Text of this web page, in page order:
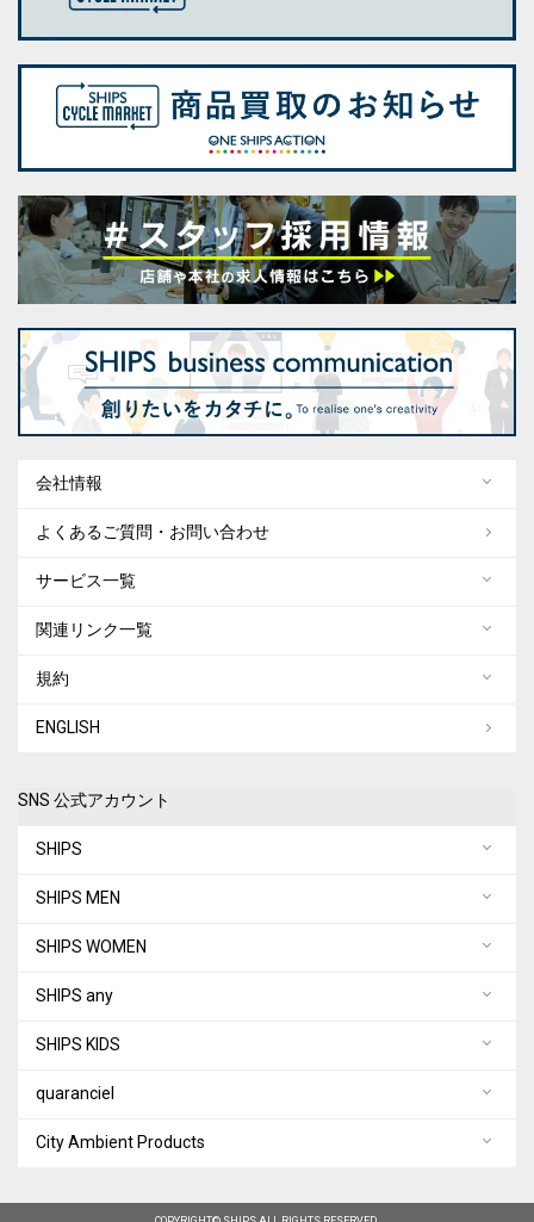
会社情報
よくあるご質問・お問い合わせ
サービス一覧
関連リンク一覧
規約
ENGLISH
SNS 公式アカウント
SHIPS
SHIPS MEN
SHIPS WOMEN
SHIPS any
SHIPS KIDS
quaranciel
City Ambient Products